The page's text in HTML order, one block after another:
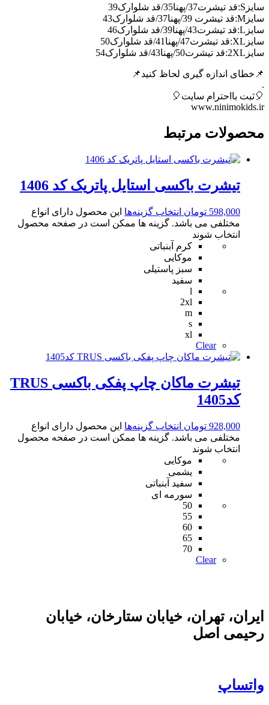
سایزS:قد تیشرت37/پهنا35/قد شلوارک39
سایزM:قد تیشرت 39/پهنا37/قد شلوارک43
سایزL:قد تیشرت43/پهنا39/قد شلوارک46
سایزXL:قد تیشرت47/پهنا41/قد شلوارک50
سایز2XL:قد تیشرت50/پهنا43/قد شلوارک54
📌خطای اندازه گیری لحاظ کنید📌
.
🎈ثبت بااحترام سایت🎈
www.ninimokids.ir
محصولات مرتبط
تیشرت باکسی استایل پاتریک کد 1406
598,000 تومان انتخاب گزینه‌ها این محصول دارای انواع
مختلفی می باشد. گزینه ها ممکن است در صفحه محصول
انتخاب شوند
کرم آبنباتی
موکایی
سبز پاستیلی
سفید
l
2xl
m
s
xl
Clear
تیشرت ماکان چاپ پفکی باکسی TRUS
کد1405
928,000 تومان انتخاب گزینه‌ها این محصول دارای انواع
مختلفی می باشد. گزینه ها ممکن است در صفحه محصول
انتخاب شوند
موکایی
یشمی
سفید آبنباتی
سورمه ای
50
55
60
65
70
Clear
ایران، تهران، خیابان ستارخان، خیابان
رحیمی اصل
واتساپ